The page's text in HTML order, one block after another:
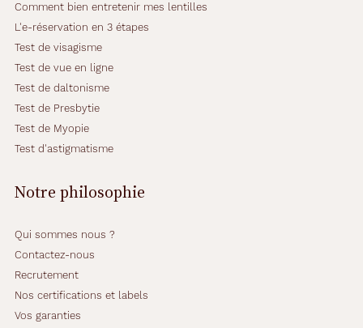
Comment bien entretenir mes lentilles
L'e-réservation en 3 étapes
Test de visagisme
Test de vue en ligne
Test de daltonisme
Test de Presbytie
Test de Myopie
Test d'astigmatisme
Notre philosophie
Qui sommes nous ?
Contactez-nous
Recrutement
Nos certifications et labels
Vos garanties